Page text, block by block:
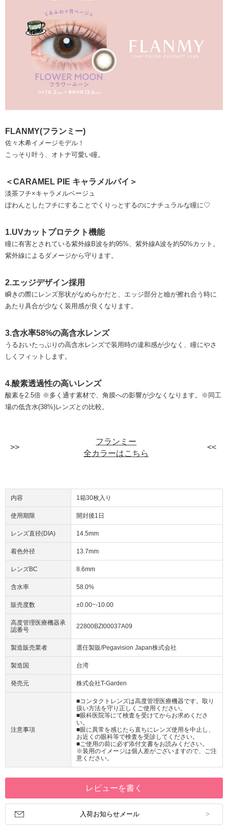
FLANMY(フランミー)
佐々木希イメージモデル！
こっそり叶う、オトナ可愛い瞳。
＜CARAMEL PIE キャラメルパイ＞
淡茶フチ×キャラメルベージュ
ぽわんとしたフチにすることでくりっとするのにナチュラルな瞳に♡
1.UVカットプロテクト機能
瞳に有害とされている紫外線B波を約95%、紫外線A波を約50%カット。
紫外線によるダメージから守ります。
2.エッジデザイン採用
瞬きの際にレンズ形状がなめらかだと、エッジ部分と瞼が擦れ合う時に
あたり具合が少なく装用感が良くなります。
3.含水率58%の高含水レンズ
うるおいたっぷりの高含水レンズで装用時の違和感が少なく、瞳にやさ
しくフィットします。
4.酸素透過性の高いレンズ
酸素を2.5倍 ※多く通す素材で、角膜への影響が少なくなります。※同工
場の低含水(38%)レンズとの比較。
フランミー
全カラーはこちら
内容 1箱30枚入り
使用期限 開封後1日
レンズ直径(DIA) 14.5mm
着色外径 13.7mm
レンズBC 8.6mm
含水率 58.0%
販売度数 ±0.00~-10.00
高度管理医療機器承
認番号
22800BZI00037A09
製造販売業者 選任製販/Pegavision Japan株式会社
製造国 台湾
発売元 株式会社T-Garden
注意事項
■コンタクトレンズは高度管理医療機器です。取り
扱い方法を守り正しくご使用ください。
■眼科医院等にて検査を受けてからお求めくださ
い。
■眼に異常を感じたら直ちにレンズ使用を中止し、
お近くの眼科等で検査を受診してください。
■ご使用の前に必ず添付文書をお読みください。
※装用のイメージは個人差がございますので、ご注
意ください。
レビューを書く
入荷お知らせメール